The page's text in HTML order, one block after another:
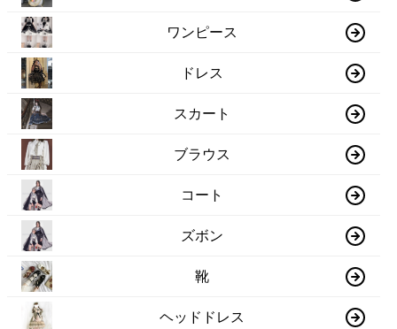
ワンピース
ドレス
スカート
ブラウス
コート
ズボン
靴
ヘッドドレス